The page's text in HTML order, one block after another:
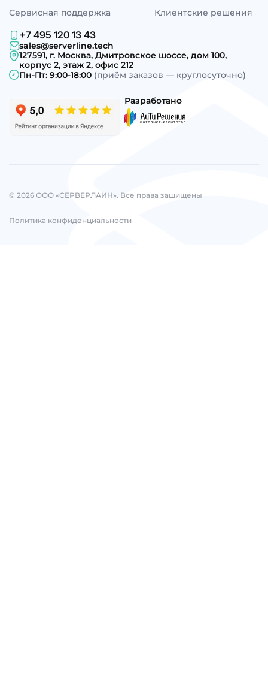
Сервисная поддержка
Клиентские решения
+7 495 120 13 43
sales@serverline.tech
127591, г. Москва, Дмитровское шоссе, дом 100,
корпус 2, этаж 2, офис 212
Пн-Пт: 9:00-18:00 (приём заказов — круглосуточно)
Разработано
© 2026 ООО «СЕРВЕРЛАЙН». Все права защищены
Политика конфиденциальности